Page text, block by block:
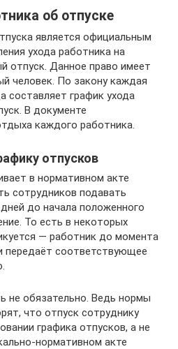
об отпуске
является официальным
ухода работника на
отпуск. Данное право имеет
человек. По закону каждая
составляет график ухода
В документе
каждого работника.
отпусков
в нормативном акте
сотрудников подавать
до начала положенного
То есть в некоторых
— работник до момента
передаёт соответствующее
не обязательно. Ведь нормы
что отпуск сотруднику
графика отпусков, а не
нормативном акте